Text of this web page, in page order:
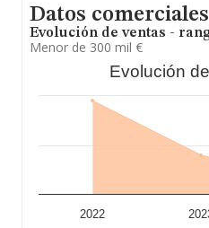
Datos comerciales
Evolución de ventas -
Menor de 300 mil €
Evolución
2022